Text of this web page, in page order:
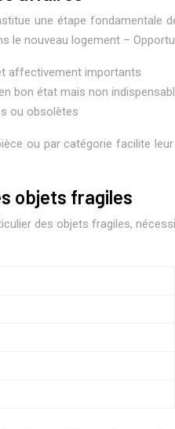
une étape fondamentale
le nouveau logement –
affectivement importants
bon état mais non
ou obsolètes
ou par catégorie facilite
objets fragiles
des objets fragiles,